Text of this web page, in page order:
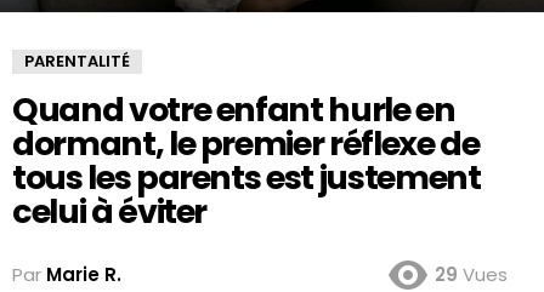
PARENTALITÉ
Quand votre enfant hurle en
dormant, le premier réflexe de
tous les parents est justement
celui à éviter
Par Marie R. 29 Vues